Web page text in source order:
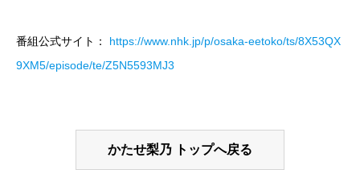
番組公式サイト： https://www.nhk.jp/p/osaka-eetoko/ts/8X53QX
9XM5/episode/te/Z5N5593MJ3
かたせ梨乃 トップへ戻る